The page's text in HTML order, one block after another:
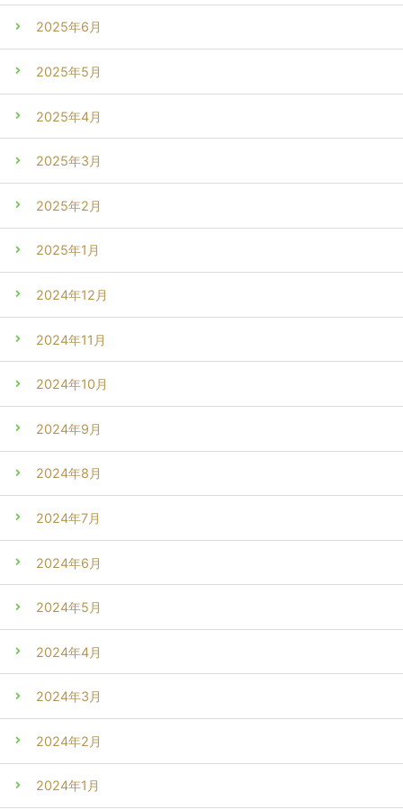
2025年6月
2025年5月
2025年4月
2025年3月
2025年2月
2025年1月
2024年12月
2024年11月
2024年10月
2024年9月
2024年8月
2024年7月
2024年6月
2024年5月
2024年4月
2024年3月
2024年2月
2024年1月